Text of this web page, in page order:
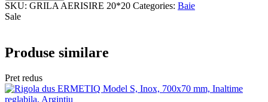
SKU: GRILA AERISIRE 20*20 Categories: Baie
Sale
Produse similare
Pret redus